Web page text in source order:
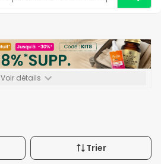
Voir détails
Trier